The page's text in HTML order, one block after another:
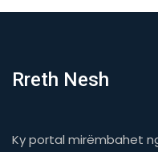
Rreth Nesh
Ky portal mirëmbahet